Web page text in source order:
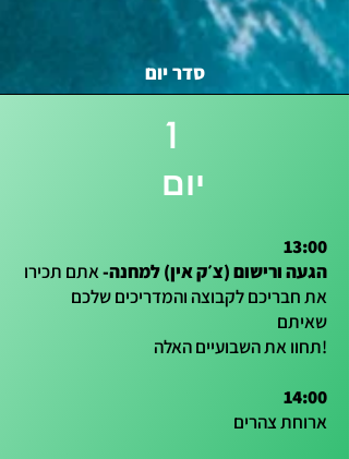
סדר יום
1
יום
13:00
הגעה ורישום (צ׳ק אין) למחנה-אתם תכירו
את חבריכם לקבוצה והמדריכים שלכם
שאיתם
תחוו את השבועיים האלה!
14:00
ארוחת צהרים